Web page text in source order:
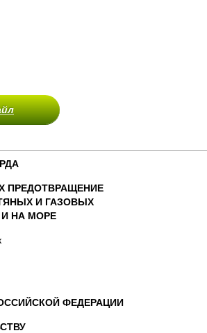
ПРЕДОТВРАЩЕНИЕ
И ГАЗОВЫХ
НА МОРЕ
ФЕДЕРАЦИИ